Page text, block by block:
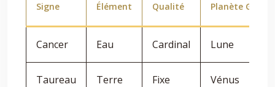
Signe Élément Qualité Planète
Cancer Eau Cardinal Lune
Taureau Terre Fixe Vénus